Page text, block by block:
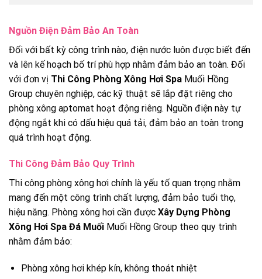
Nguồn Điện Đảm Bảo An Toàn
Đối với bất kỳ công trình nào, điện nước luôn được biết đến
và lên kế hoạch bố trí phù hợp nhằm đảm bảo an toàn. Đối
với đơn vị Thi Công Phòng Xông Hơi Spa Muối Hồng
Group chuyên nghiệp, các kỹ thuật sẽ lắp đặt riêng cho
phòng xông aptomat hoạt động riêng. Nguồn điện này tự
động ngắt khi có dấu hiệu quá tải, đảm bảo an toàn trong
quá trình hoạt động.
Thi Công Đảm Bảo Quy Trình
Thi công phòng xông hơi chính là yếu tố quan trọng nhằm
mang đến một công trình chất lượng, đảm bảo tuổi thọ,
hiệu năng. Phòng xông hơi cần được Xây Dựng Phòng
Xông Hơi Spa Đá Muối Muối Hồng Group theo quy trình
nhằm đảm bảo:
Phòng xông hơi khép kín, không thoát nhiệt